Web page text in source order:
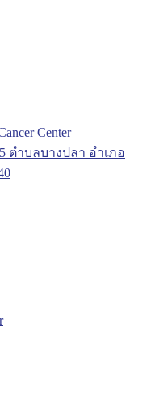
Center
ตำบลบางปลา อำเภอ